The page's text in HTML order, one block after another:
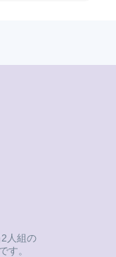
人組の
す。